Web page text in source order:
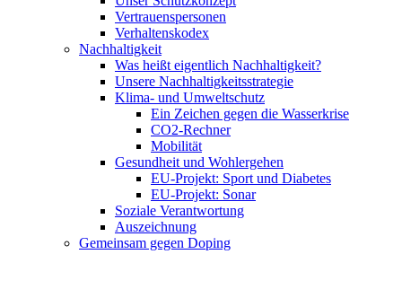
Vertrauenspersonen
Verhaltenskodex
Nachhaltigkeit
Was heißt eigentlich Nachhaltigkeit?
Unsere Nachhaltigkeitsstrategie
Klima- und Umweltschutz
Ein Zeichen gegen die Wasserkrise
CO2-Rechner
Mobilität
Gesundheit und Wohlergehen
EU-Projekt: Sport und Diabetes
EU-Projekt: Sonar
Soziale Verantwortung
Auszeichnung
Gemeinsam gegen Doping